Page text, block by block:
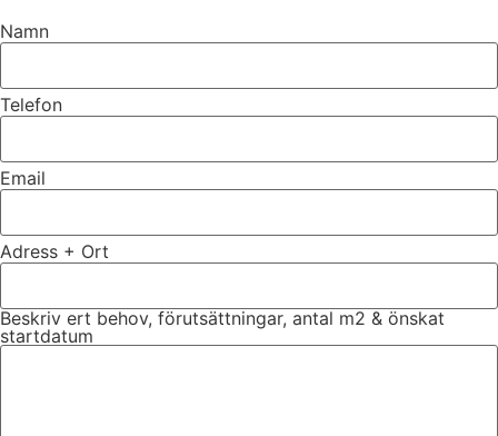
Namn
Telefon
Email
Adress + Ort
Beskriv ert behov, förutsättningar, antal m2 & önskat
startdatum